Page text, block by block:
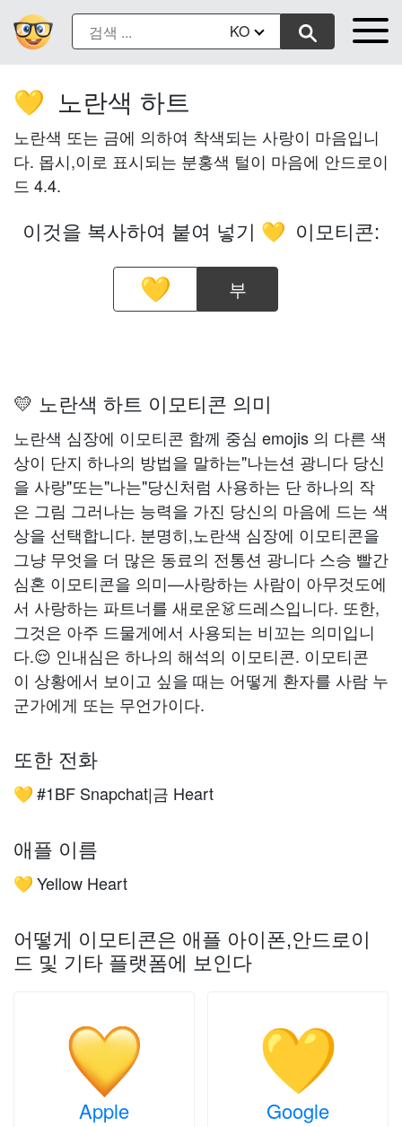
KO
💛 노란색 하트
노란색 또는 금에 의하여 착색되는 사랑이 마음입니
다. 몹시,이로 표시되는 분홍색 털이 마음에 안드로이
드 4.4.
이것을 복사하여 붙여 넣기 💛 이모티콘:
부
💛 노란색 하트 이모티콘 의미
노란색 심장에 이모티콘 함께 중심 emojis 의 다른 색
상이 단지 하나의 방법을 말하는"나는션 광니다 당신
을 사랑"또는"나는"당신처럼 사용하는 단 하나의 작
은 그림 그러나는 능력을 가진 당신의 마음에 드는 색
상을 선택합니다. 분명히,노란색 심장에 이모티콘을
그냥 무엇을 더 많은 동료의 전통션 광니다 스승 빨간
심혼 이모티콘을 의미—사랑하는 사람이 아무것도에
서 사랑하는 파트너를 새로운👗드레스입니다. 또한,
그것은 아주 드물게에서 사용되는 비꼬는 의미입니
다.😌 인내심은 하나의 해석의 이모티콘. 이모티콘
이 상황에서 보이고 싶을 때는 어떻게 환자를 사람 누
군가에게 또는 무언가이다.
또한 전화
💛 #1BF Snapchat|금 Heart
애플 이름
💛 Yellow Heart
어떻게 이모티콘은 애플 아이폰,안드로이
드 및 기타 플랫폼에 보인다
Apple Google